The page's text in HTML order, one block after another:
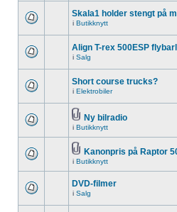
Skala1 holder stengt på
i Butikknytt
Align T-rex 500ESP
i Salg
Short course trucks?
i Elektrobiler
Ny bilradio
i Butikknytt
Kanonpris på Raptor
i Butikknytt
DVD-filmer
i Salg